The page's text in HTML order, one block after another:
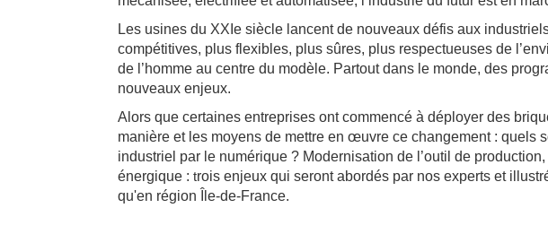
Les usines du XXIe siècle lancent de nouveaux défis aux
compétitives, plus flexibles, plus sûres, plus respectueuses de
de l’homme au centre du modèle. Partout dans le monde, des
nouveaux enjeux.
Alors que certaines entreprises ont commencé à déployer des
manière et les moyens de mettre en œuvre ce changement : quels
industriel par le numérique ? Modernisation de l’outil de
énergique :trois enjeux qui seront abordés par nos experts et
qu'en région Île-de-France.